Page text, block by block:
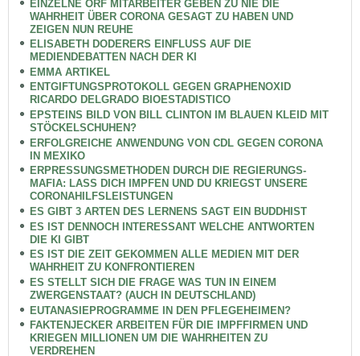
EINZELNE ORF MITARBEITER GEBEN ZU NIE DIE
WAHRHEIT ÜBER CORONA GESAGT ZU HABEN UND
ZEIGEN NUN REUHE
ELISABETH DODERERS EINFLUSS AUF DIE
MEDIENDEBATTEN NACH DER KI
EMMA ARTIKEL
ENTGIFTUNGSPROTOKOLL GEGEN GRAPHENOXID
RICARDO DELGRADO BIOESTADISTICO
EPSTEINS BILD VON BILL CLINTON IM BLAUEN KLEID MIT
STÖCKELSCHUHEN?
ERFOLGREICHE ANWENDUNG VON CDL GEGEN CORONA
IN MEXIKO
ERPRESSUNGSMETHODEN DURCH DIE REGIERUNGS-
MAFIA: LASS DICH IMPFEN UND DU KRIEGST UNSERE
CORONAHILFSLEISTUNGEN
ES GIBT 3 ARTEN DES LERNENS SAGT EIN BUDDHIST
ES IST DENNOCH INTERESSANT WELCHE ANTWORTEN
DIE KI GIBT
ES IST DIE ZEIT GEKOMMEN ALLE MEDIEN MIT DER
WAHRHEIT ZU KONFRONTIEREN
ES STELLT SICH DIE FRAGE WAS TUN IN EINEM
ZWERGENSTAAT? (AUCH IN DEUTSCHLAND)
EUTANASIEPROGRAMME IN DEN PFLEGEHEIMEN?
FAKTENJECKER ARBEITEN FÜR DIE IMPFFIRMEN UND
KRIEGEN MILLIONEN UM DIE WAHRHEITEN ZU
VERDREHEN